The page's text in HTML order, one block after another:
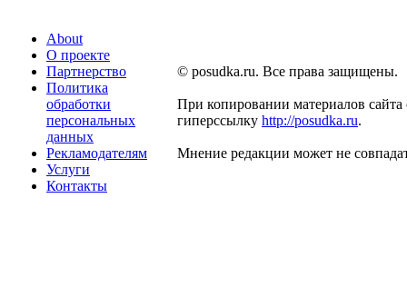
About
О проекте
Партнерство
Политика
обработки
персональных
данных
Рекламодателям
Услуги
Контакты
© posudka.ru. Все права защищены.
При копировании материалов сайта
гиперссылку http://posudka.ru.
Мнение редакции может не